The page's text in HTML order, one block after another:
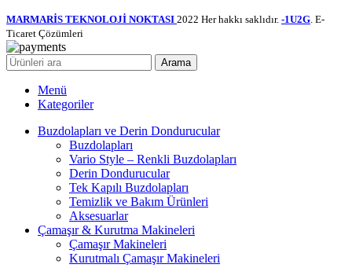
MARMARİS TEKNOLOJİ NOKTASI 2022 Her hakkı saklıdır. -1U2G. E-
Ticaret Çözümleri
Arama
Menü
Kategoriler
Buzdolapları ve Derin Dondurucular
Buzdolapları
Vario Style – Renkli Buzdolapları
Derin Dondurucular
Tek Kapılı Buzdolapları
Temizlik ve Bakım Ürünleri
Aksesuarlar
Çamaşır & Kurutma Makineleri
Çamaşır Makineleri
Kurutmalı Çamaşır Makineleri